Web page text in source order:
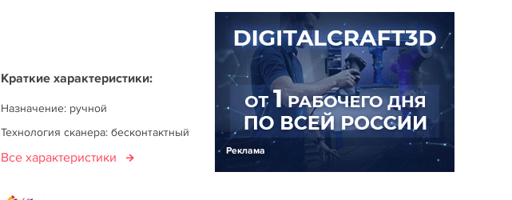
Краткие характеристики:
Назначение: ручной
Технология сканера: бесконтактный
Все характеристики Реклама